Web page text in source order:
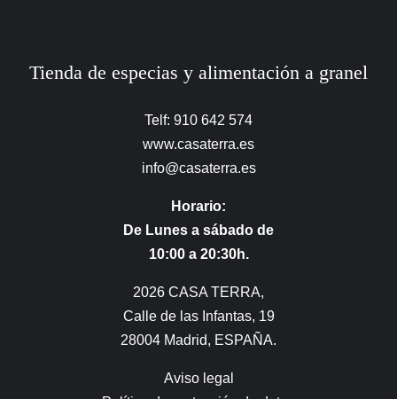
Tienda de especias y alimentación a granel
Telf: 910 642 574
www.casaterra.es
info@casaterra.es
Horario:
De Lunes a sábado de
10:00 a 20:30h.
2026 CASA TERRA,
Calle de las Infantas, 19
28004 Madrid, ESPAÑA.
Aviso legal